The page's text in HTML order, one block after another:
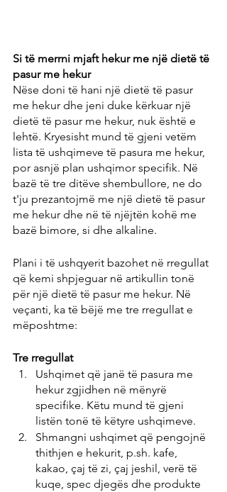
Si të merrni mjaft hekur me një dietë të
pasur me hekur
Nëse doni të hani një dietë të pasur
me hekur dhe jeni duke kërkuar një
dietë të pasur me hekur, nuk është e
lehtë. Kryesisht mund të gjeni vetëm
lista të ushqimeve të pasura me hekur,
por asnjë plan ushqimor specifik. Në
bazë të tre ditëve shembullore, ne do
t'ju prezantojmë me një dietë të pasur
me hekur dhe në të njëjtën kohë me
bazë bimore, si dhe alkaline.
Plani i të ushqyerit bazohet në rregullat
që kemi shpjeguar në artikullin tonë
për një dietë të pasur me hekur. Në
veçanti, ka të bëjë me tre rregullat e
mëposhtme:
Tre rregullat
Ushqimet që janë të pasura me
hekur zgjidhen në mënyrë
specifike. Këtu mund të gjeni
listën tonë të këtyre ushqimeve.
Shmangni ushqimet që pengojnë
thithjen e hekurit, p.sh. kafe,
kakao, çaj të zi, çaj jeshil, verë të
kuqe, spec djegës dhe produkte